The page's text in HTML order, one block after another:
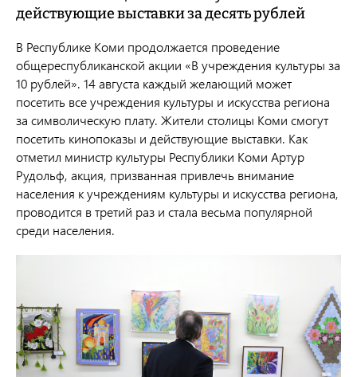
действующие выставки за десять рублей
В Республике Коми продолжается проведение
общереспубликанской акции «В учреждения культуры за
10 рублей». 14 августа каждый желающий может
посетить все учреждения культуры и искусства региона
за символическую плату. Жители столицы Коми смогут
посетить кинопоказы и действующие выставки. Как
отметил министр культуры Республики Коми Артур
Рудольф, акция, призванная привлечь внимание
населения к учреждениям культуры и искусства региона,
проводится в третий раз и стала весьма популярной
среди населения.